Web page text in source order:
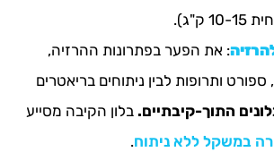
ק"ג).
: את הפער בפתרונות ההרזיה,
ספורט ותרופות לבין ניתוחים בריאטרים
התוך-קיבתיים. בלון הקיבה מסייע
במשקל ללא ניתוח.